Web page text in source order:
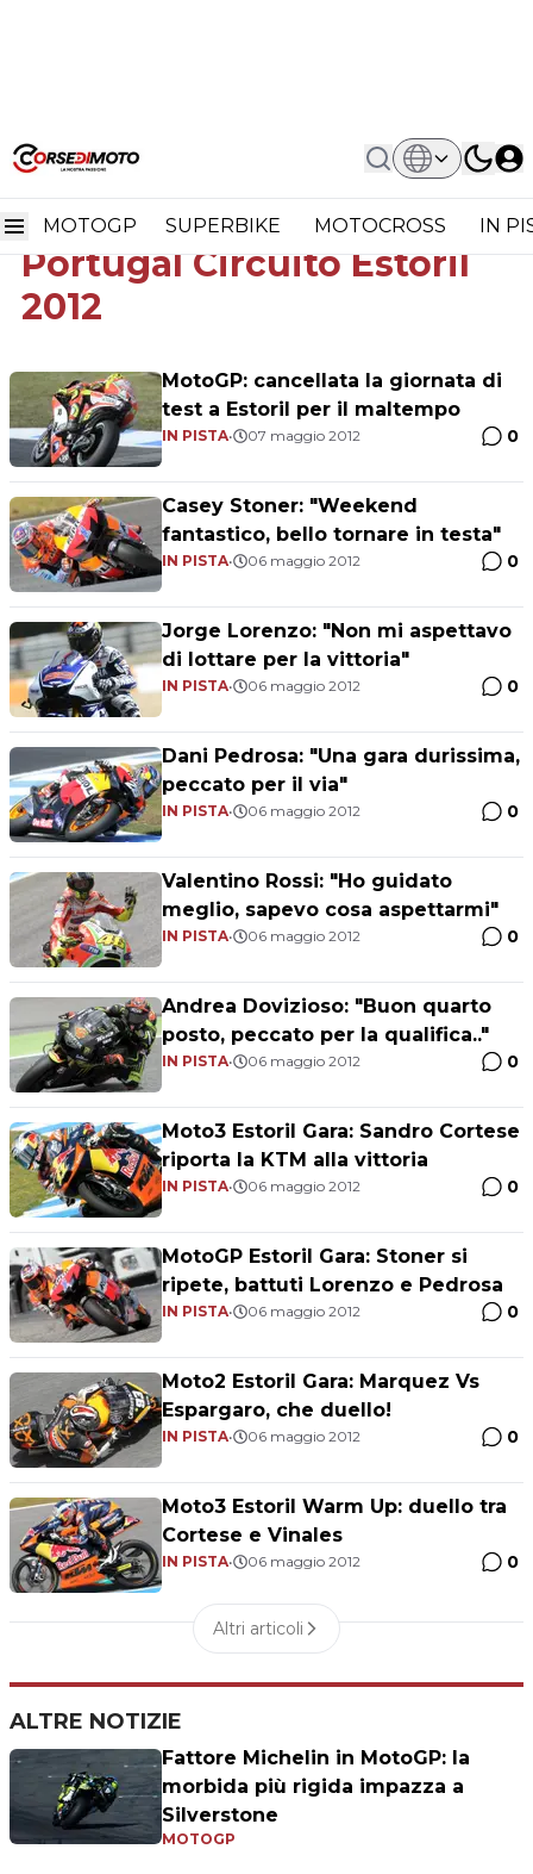
MOTOGP SUPERBIKE MOTOCROSS IN
Home Grande Prémio De Portugal Circuito Estoril 2012
Grande Prémio de
Portugal Circuito Estoril
2012
MotoGP: cancellata la giornata di
test a Estoril per il maltempo
IN PISTA• 07 maggio 2012 0
Casey Stoner: "Weekend
fantastico, bello tornare in testa"
IN PISTA• 06 maggio 2012 0
Jorge Lorenzo: "Non mi aspettavo
di lottare per la vittoria"
IN PISTA• 06 maggio 2012 0
Dani Pedrosa: "Una gara durissima,
peccato per il via"
IN PISTA• 06 maggio 2012 0
Valentino Rossi: "Ho guidato
meglio, sapevo cosa aspettarmi"
IN PISTA• 06 maggio 2012 0
Andrea Dovizioso: "Buon quarto
posto, peccato per la qualifica.."
IN PISTA• 06 maggio 2012 0
Moto3 Estoril Gara: Sandro Cortese
riporta la KTM alla vittoria
IN PISTA• 06 maggio 2012 0
MotoGP Estoril Gara: Stoner si
ripete, battuti Lorenzo e Pedrosa
IN PISTA• 06 maggio 2012 0
Moto2 Estoril Gara: Marquez Vs
Espargaro, che duello!
IN PISTA• 06 maggio 2012 0
Moto3 Estoril Warm Up: duello tra
Cortese e Vinales
IN PISTA• 06 maggio 2012 0
Altri articoli
ALTRE NOTIZIE
Fattore Michelin in MotoGP: la
morbida più rigida impazza a
Silverstone
MOTOGP